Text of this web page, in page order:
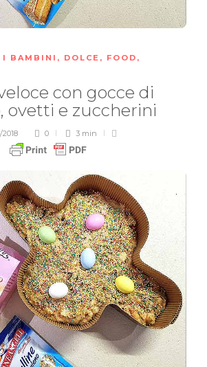
I BAMBINI , DOLCE , FOOD ,
con gocce di
ovetti e zuccherini
0 3 min